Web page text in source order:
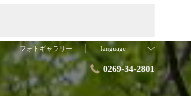
フォトギャラリー language
0269-34-2801